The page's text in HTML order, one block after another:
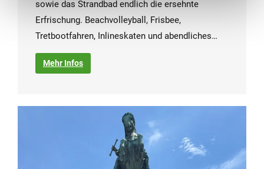
sowie das Strandbad endlich die ersehnte
Erfrischung. Beachvolleyball, Frisbee,
Tretbootfahren, Inlineskaten und abendliches…
Mehr Infos